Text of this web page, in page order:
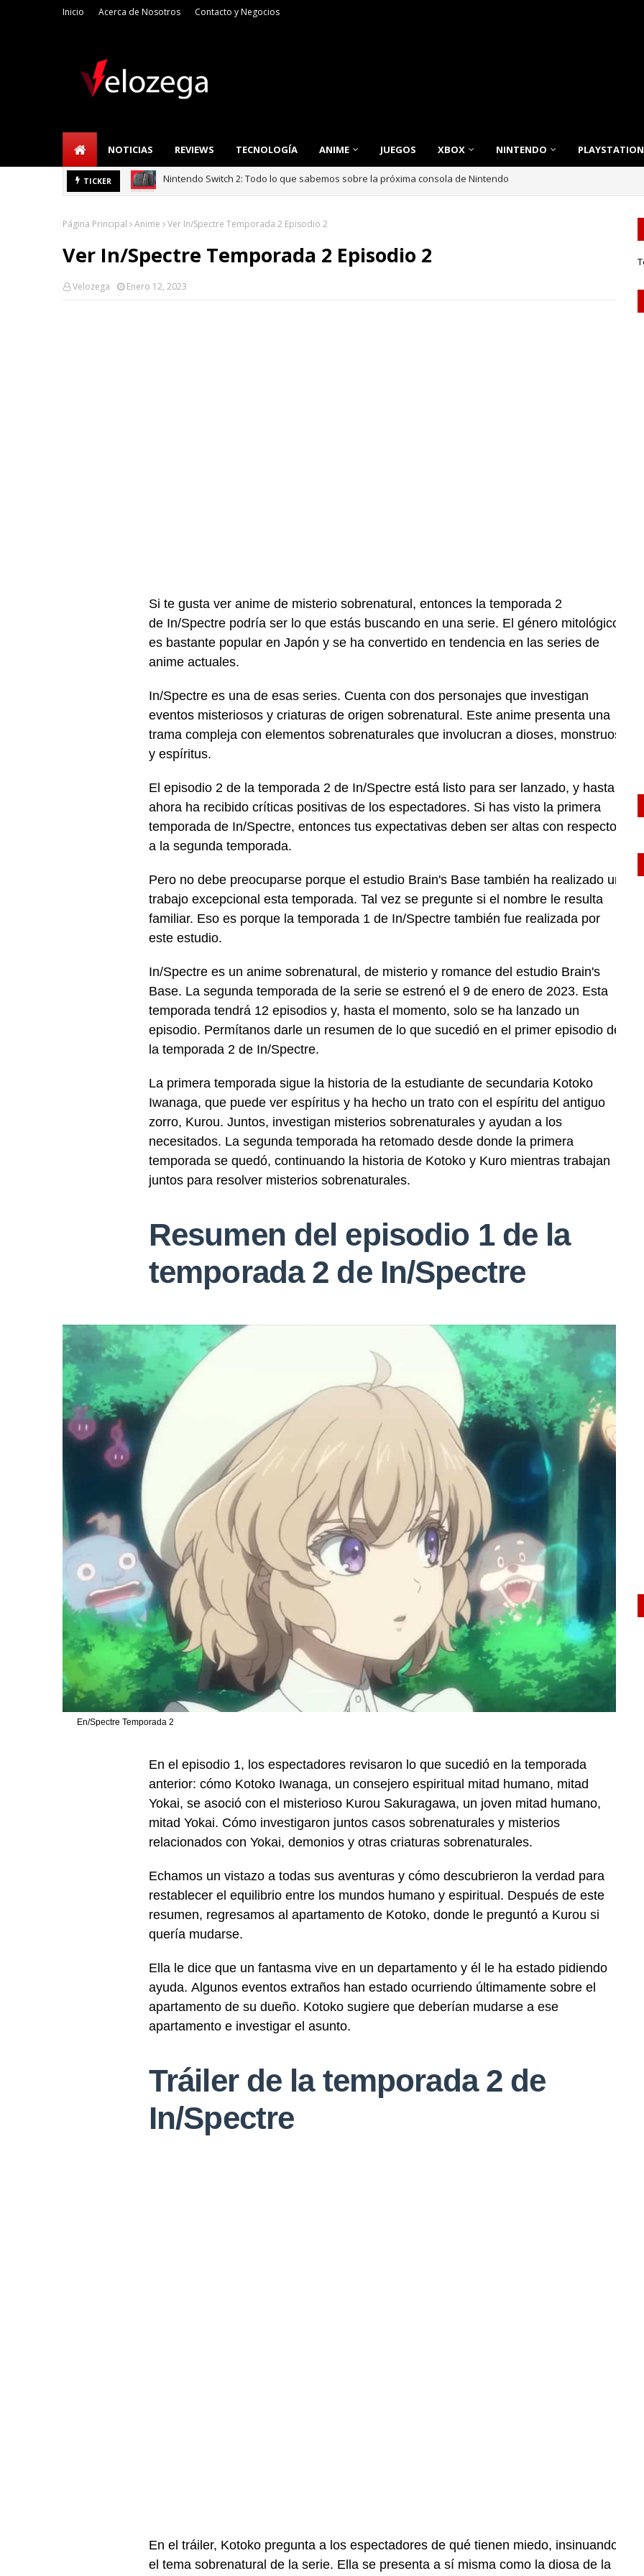
Inicio Acerca de Nosotros Contacto y Negocios
NOTICIAS REVIEWS TECNOLOGÍA ANIME JUEGOS XBOX NINTENDO PLAYSTATION
TICKER TECNOLOGÍA Refrigerador LG: Innovación, Estilo y Eficiencia para tu Hogar
Página Principal Anime Ver In/Spectre Temporada 2 Episodio 2
Ver In/Spectre Temporada 2 Episodio 2
Velozega Enero 12, 2023
Si te gusta ver anime de misterio sobrenatural, entonces la temporada 2
de In/Spectre podría ser lo que estás buscando en una serie. El género mitológico
es bastante popular en Japón y se ha convertido en tendencia en las series de
anime actuales.
In/Spectre es una de esas series. Cuenta con dos personajes que investigan
eventos misteriosos y criaturas de origen sobrenatural. Este anime presenta una
trama compleja con elementos sobrenaturales que involucran a dioses, monstruos
y espíritus.
El episodio 2 de la temporada 2 de In/Spectre está listo para ser lanzado, y hasta
ahora ha recibido críticas positivas de los espectadores. Si has visto la primera
temporada de In/Spectre, entonces tus expectativas deben ser altas con respecto
a la segunda temporada.
Pero no debe preocuparse porque el estudio Brain's Base también ha realizado un
trabajo excepcional esta temporada. Tal vez se pregunte si el nombre le resulta
familiar. Eso es porque la temporada 1 de In/Spectre también fue realizada por
este estudio.
In/Spectre es un anime sobrenatural, de misterio y romance del estudio Brain's
Base. La segunda temporada de la serie se estrenó el 9 de enero de 2023. Esta
temporada tendrá 12 episodios y, hasta el momento, solo se ha lanzado un
episodio. Permítanos darle un resumen de lo que sucedió en el primer episodio de
la temporada 2 de In/Spectre.
La primera temporada sigue la historia de la estudiante de secundaria Kotoko
Iwanaga, que puede ver espíritus y ha hecho un trato con el espíritu del antiguo
zorro, Kurou. Juntos, investigan misterios sobrenaturales y ayudan a los
necesitados. La segunda temporada ha retomado desde donde la primera
temporada se quedó, continuando la historia de Kotoko y Kuro mientras trabajan
juntos para resolver misterios sobrenaturales.
Resumen del episodio 1 de la
temporada 2 de In/Spectre
En/Spectre Temporada 2
En el episodio 1, los espectadores revisaron lo que sucedió en la temporada
anterior: cómo Kotoko Iwanaga, un consejero espiritual mitad humano, mitad
Yokai, se asoció con el misterioso Kurou Sakuragawa, un joven mitad humano,
mitad Yokai. Cómo investigaron juntos casos sobrenaturales y misterios
relacionados con Yokai, demonios y otras criaturas sobrenaturales.
Echamos un vistazo a todas sus aventuras y cómo descubrieron la verdad para
restablecer el equilibrio entre los mundos humano y espiritual. Después de este
resumen, regresamos al apartamento de Kotoko, donde le preguntó a Kurou si
quería mudarse.
Ella le dice que un fantasma vive en un departamento y él le ha estado pidiendo
ayuda. Algunos eventos extraños han estado ocurriendo últimamente sobre el
apartamento de su dueño. Kotoko sugiere que deberían mudarse a ese
apartamento e investigar el asunto.
Tráiler de la temporada 2 de
In/Spectre
En el tráiler, Kotoko pregunta a los espectadores de qué tienen miedo, insinuando
el tema sobrenatural de la serie. Ella se presenta a sí misma como la diosa de la